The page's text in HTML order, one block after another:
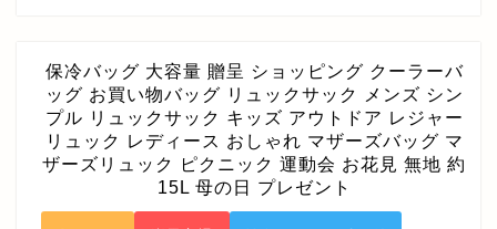
保冷バッグ 大容量 贈呈 ショッピング クーラーバ
ッグ お買い物バッグ リュックサック メンズ シン
プル リュックサック キッズ アウトドア レジャー
リュック レディース おしゃれ マザーズバッグ マ
ザーズリュック ピクニック 運動会 お花見 無地 約
15L 母の日 プレゼント